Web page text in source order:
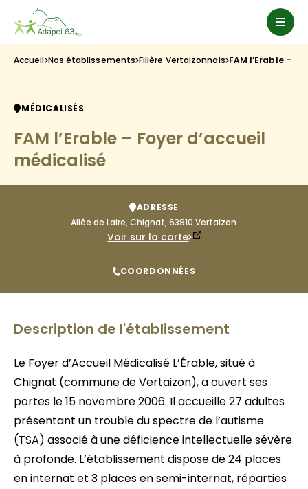
Accueil Nos établissements Filière Vertaizonnais FAM l’Erable –
MÉDICALISÉS
FAM l’Erable – Foyer d’accueil
médicalisé
ADRESSE
Allée de Laire, Chignat, 63910 Vertaizon
Voir sur la carte
COORDONNÉES
Description de l'établissement
Le Foyer d’Accueil Médicalisé L’Érable, situé à
Chignat (commune de Vertaizon), a ouvert ses
portes le 15 novembre 2006. Il accueille 27 adultes
présentant un trouble du spectre de l’autisme
(TSA) associé à une déficience intellectuelle sévère
à profonde. L’établissement dispose de 24 places
en internat et 3 places en semi-internat, réparties